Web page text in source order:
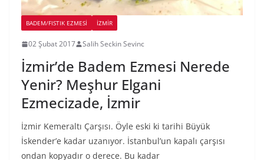
BADEM/FISTIK EZMESI İZMIR
02 Şubat 2017 Salih Seckin Sevinc
İzmir’de Badem Ezmesi Nerede
Yenir? Meşhur Elgani
Ezmecizade, İzmir
İzmir Kemeraltı Çarşısı. Öyle eski ki tarihi Büyük
İskender’e kadar uzanıyor. İstanbul’un kapalı çarşısı
ondan kopyadır o derece. Bu kadar